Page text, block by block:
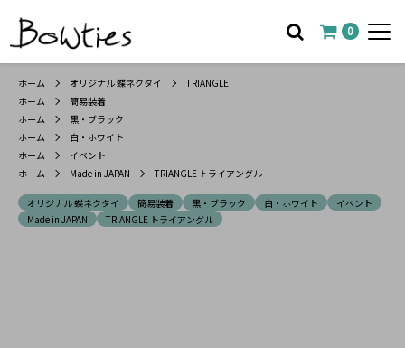
0
ホーム オリジナル 蝶ネクタイ
TRIANGLE
ホーム
簡易装着
ホーム
黒・ブラック
ホーム
白・ホワイト
ホーム
イベント
ホーム
Made in JAPAN TRIANGLE トライアングル
オリジナル 蝶ネクタイ 簡易装着 黒・ブラック 白・ホワイト
イベント
Made in JAPAN
TRIANGLE トライアングル